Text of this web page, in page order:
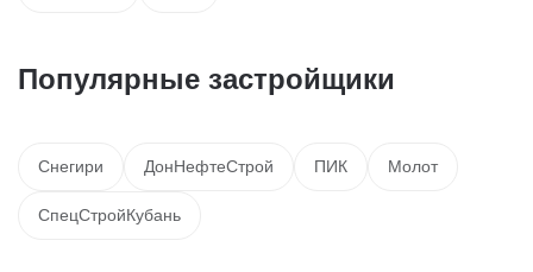
Популярные застройщики
Снегири ДонНефтеСтрой ПИК Молот
СпецСтройКубань